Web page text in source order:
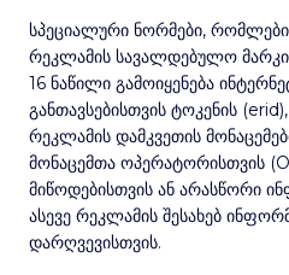
სპეციალური ნორმები,
რეკლამის სავალდებულო
16 ნაწილი გამოიყენება
განთავსებისთვის ტოკენის
რეკლამის დამკვეთის
მონაცემთა ოპერატორისთვის
მიწოდებისთვის ან არასწორი
ასევე რეკლამის შესახებ
დარღვევისთვის.